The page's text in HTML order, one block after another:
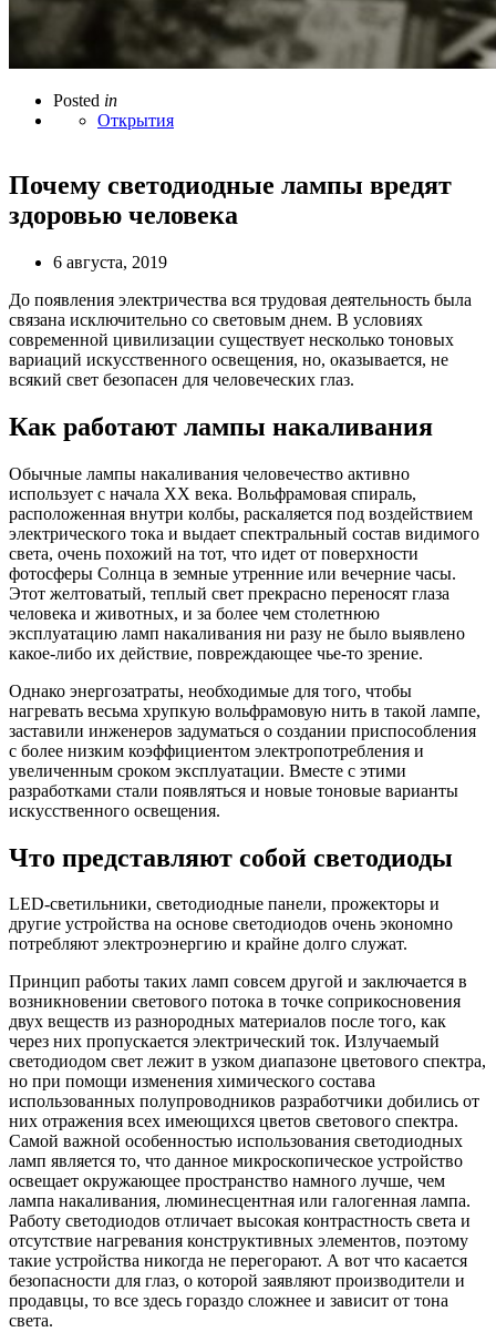
Posted in
Открытия
Почему светодиодные лампы вредят
здоровью человека
6 августа, 2019
До появления электричества вся трудовая деятельность была
связана исключительно со световым днем. В условиях
современной цивилизации существует несколько тоновых
вариаций искусственного освещения, но, оказывается, не
всякий свет безопасен для человеческих глаз.
Как работают лампы накаливания
Обычные лампы накаливания человечество активно
использует с начала XX века. Вольфрамовая спираль,
расположенная внутри колбы, раскаляется под воздействием
электрического тока и выдает спектральный состав видимого
света, очень похожий на тот, что идет от поверхности
фотосферы Солнца в земные утренние или вечерние часы.
Этот желтоватый, теплый свет прекрасно переносят глаза
человека и животных, и за более чем столетнюю
эксплуатацию ламп накаливания ни разу не было выявлено
какое-либо их действие, повреждающее чье-то зрение.
Однако энергозатраты, необходимые для того, чтобы
нагревать весьма хрупкую вольфрамовую нить в такой лампе,
заставили инженеров задуматься о создании приспособления
с более низким коэффициентом электропотребления и
увеличенным сроком эксплуатации. Вместе с этими
разработками стали появляться и новые тоновые варианты
искусственного освещения.
Что представляют собой светодиоды
LED-светильники, светодиодные панели, прожекторы и
другие устройства на основе светодиодов очень экономно
потребляют электроэнергию и крайне долго служат.
Принцип работы таких ламп совсем другой и заключается в
возникновении светового потока в точке соприкосновения
двух веществ из разнородных материалов после того, как
через них пропускается электрический ток. Излучаемый
светодиодом свет лежит в узком диапазоне цветового спектра,
но при помощи изменения химического состава
использованных полупроводников разработчики добились от
них отражения всех имеющихся цветов светового спектра.
Самой важной особенностью использования светодиодных
ламп является то, что данное микроскопическое устройство
освещает окружающее пространство намного лучше, чем
лампа накаливания, люминесцентная или галогенная лампа.
Работу светодиодов отличает высокая контрастность света и
отсутствие нагревания конструктивных элементов, поэтому
такие устройства никогда не перегорают. А вот что касается
безопасности для глаз, о которой заявляют производители и
продавцы, то все здесь гораздо сложнее и зависит от тона
света.